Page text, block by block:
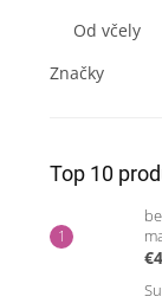
Od včely
Značky
Top 10
€4